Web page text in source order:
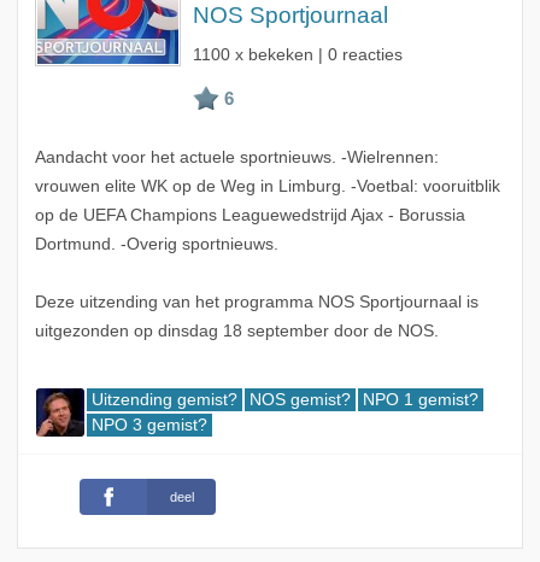
NOS Sportjournaal
1100 x bekeken | 0 reacties
Aandacht voor het actuele sportnieuws. -Wielrennen:
vrouwen elite WK op de Weg in Limburg. -Voetbal: vooruitblik
op de UEFA Champions Leaguewedstrijd Ajax - Borussia
Dortmund. -Overig sportnieuws.
Deze uitzending van het programma NOS Sportjournaal is
uitgezonden op dinsdag 18 september door de NOS.
Uitzending gemist? NOS gemist?
NPO 1 gemist?
NPO 3 gemist?
deel